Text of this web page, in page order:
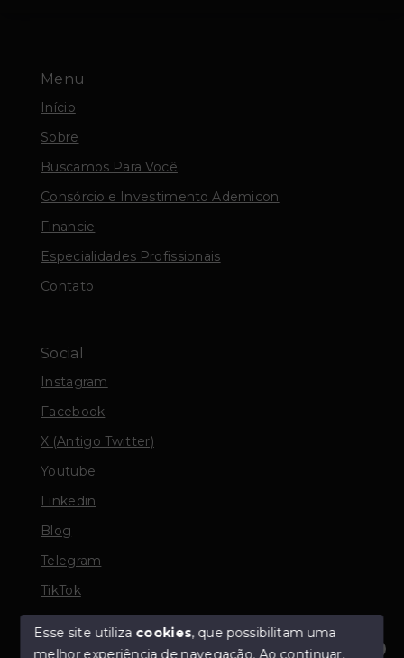
Menu
Início
Sobre
Buscamos Para Você
Consórcio e Investimento Ademicon
Financie
Especialidades Profissionais
Contato
Social
Instagram
Facebook
X (Antigo Twitter)
Youtube
Linkedin
Blog
Telegram
TikTok
Esse site utiliza cookies, que possibilitam uma
melhor experiência de navegação.Ao continuar,